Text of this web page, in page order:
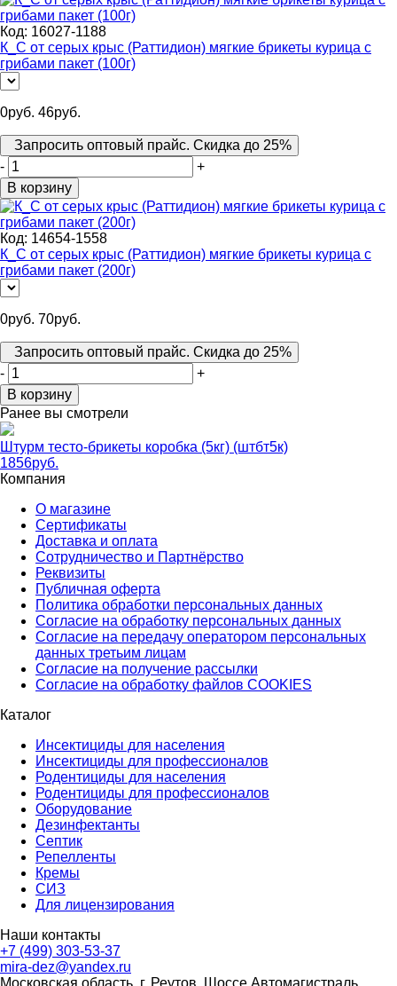
Код: 16027-1188
К_С от серых крыс (Раттидион) мягкие брикеты курица с
грибами пакет (100г)
0руб. 46руб.
Запросить оптовый прайс. Скидка до 25%
-
+
В корзину
Код: 14654-1558
К_С от серых крыс (Раттидион) мягкие брикеты курица с
грибами пакет (200г)
0руб. 70руб.
Запросить оптовый прайс. Скидка до 25%
-
+
В корзину
Ранее вы смотрели
Штурм тесто-брикеты коробка (5кг) (штбт5к)
1856руб.
Компания
О магазине
Сертификаты
Доставка и оплата
Сотрудничество и Партнёрство
Реквизиты
Публичная оферта
Политика обработки персональных данных
Согласие на обработку персональных данных
Согласие на передачу оператором персональных
данных третьим лицам
Согласие на получение рассылки
Согласие на обработку файлов COOKIES
Каталог
Инсектициды для населения
Инсектициды для профессионалов
Родентициды для населения
Родентициды для профессионалов
Оборудование
Дезинфектанты
Септик
Репелленты
Кремы
СИЗ
Для лицензирования
Наши контакты
+7 (499) 303-53-37
mira-dez@yandex.ru
Московская область, г. Реутов, Шоссе Автомагистраль